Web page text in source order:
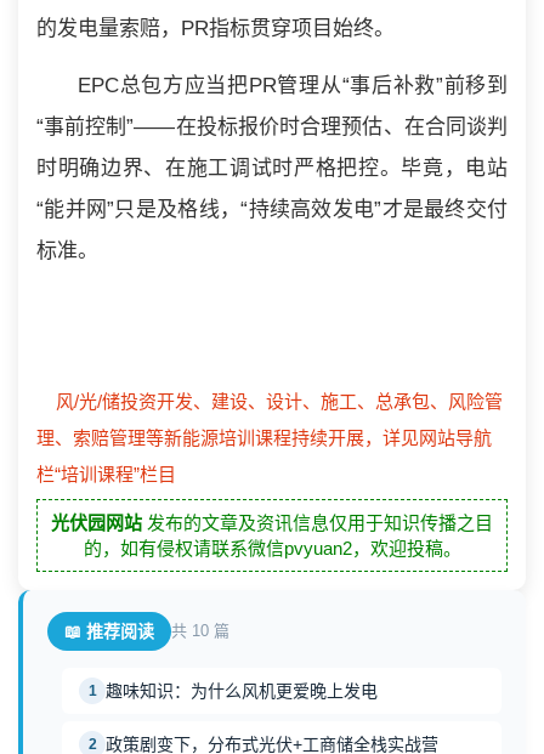
的发电量索赔，PR指标贯穿项目始终。
EPC总包方应当把PR管理从“事后补救”前移到
“事前控制”——在投标报价时合理预估、在合同谈判
时明确边界、在施工调试时严格把控。毕竟，电站
“能并网”只是及格线，“持续高效发电”才是最终交付
标准。
风/光/储投资开发、建设、设计、施工、总承包、风险管
理、索赔管理等新能源培训课程持续开展，详见网站导航
栏“培训课程”栏目
光伏园网站 发布的文章及资讯信息仅用于知识传播之目
的，如有侵权请联系微信pvyuan2，欢迎投稿。
📖 推荐阅读 共 10 篇
1 趣味知识：为什么风机更爱晚上发电
2 政策剧变下，分布式光伏+工商储全栈实战营